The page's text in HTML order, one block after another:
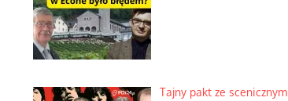
Tajny pakt ze scenicznym